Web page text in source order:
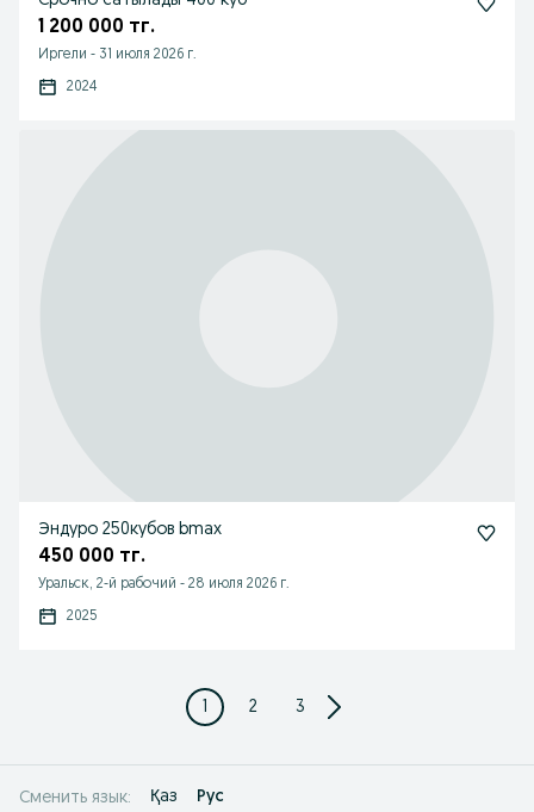
1 200 000 тг.
Иргели - 31 июля 2026 г.
2024
Эндуро 250кубов bmax
450 000 тг.
Уральск, 2-й рабочий - 28 июля 2026 г.
2025
1 2 3
Сменить язык: Қаз Рус